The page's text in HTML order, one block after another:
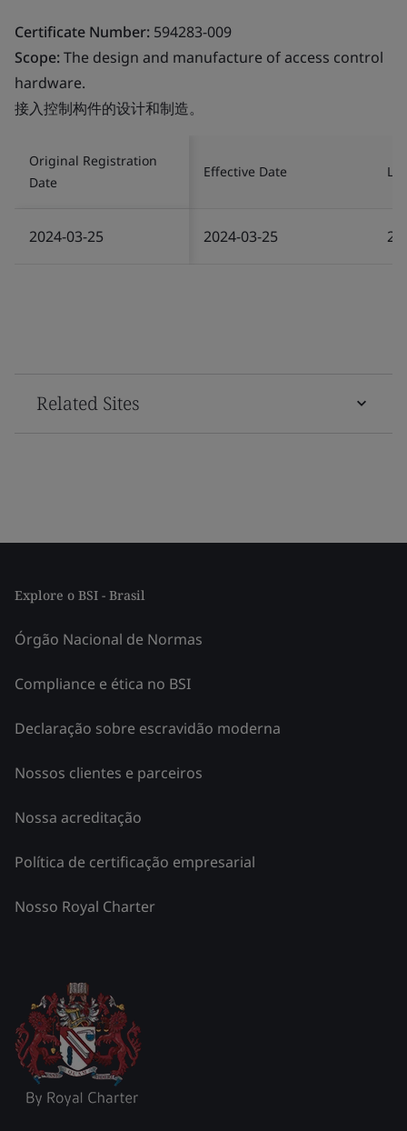
Certificate Number: 594283-009
Scope:The design and manufacture of access control
hardware.
接入控制构件的设计和制造。
Original Registration
Date
Effective Date
2024-03-25 2024-03-25
Related Sites
Explore o BSI - Brasil
Órgão Nacional de Normas
Compliance e ética no BSI
Declaração sobre escravidão moderna
Nossos clientes e parceiros
Nossa acreditação
Política de certificação empresarial
Nosso Royal Charter